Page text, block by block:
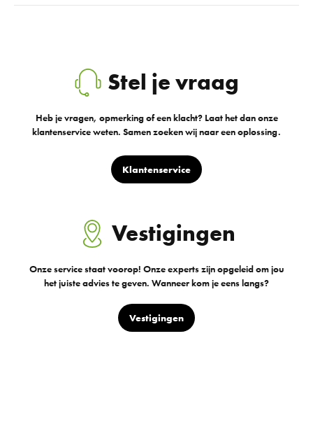
Stel je vraag
Heb je vragen, opmerking of een klacht? Laat het dan onze
klantenservice weten. Samen zoeken wij naar een oplossing.
Klantenservice
Vestigingen
Onze service staat voorop! Onze experts zijn opgeleid om jou
het juiste advies te geven. Wanneer kom je eens langs?
Vestigingen